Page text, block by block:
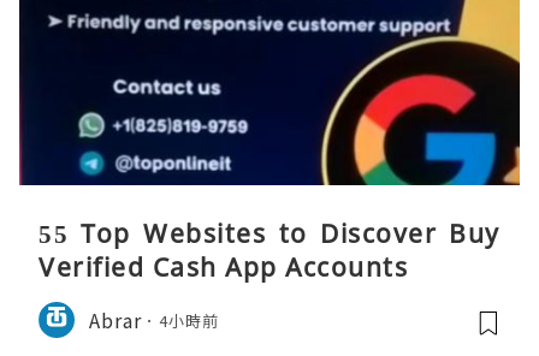
55 Top Websites to Discover Buy
Verified Cash App Accounts
Abrar 4小時前